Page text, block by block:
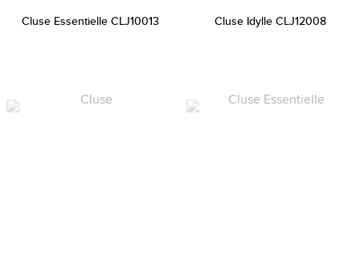
Cluse Essentielle CLJ10013 Cluse Idylle CLJ12008